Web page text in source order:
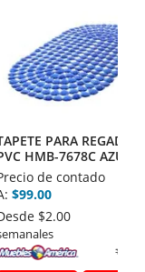
Activos de
PARA REGADERA
PVC HMB-7678C AZUL
de contado
$99.00
$2.00